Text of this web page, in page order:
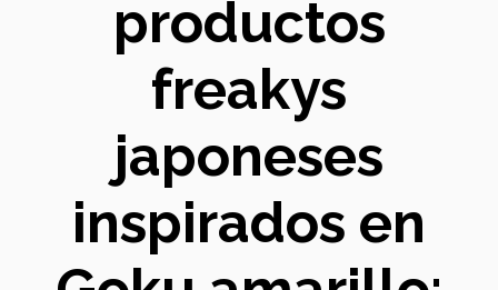
productos
freakys
japoneses
inspirados en